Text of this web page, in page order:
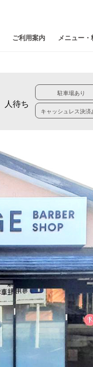
ご利用案内 メニュー・
駐車場あり
キャッシュレス決済